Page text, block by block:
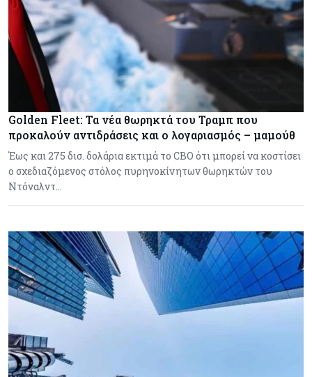
Golden Fleet: Τα νέα θωρηκτά του Τραμπ που
προκαλούν αντιδράσεις και ο λογαριασμός – μαμούθ
Έως και 275 δισ. δολάρια εκτιμά το CBO ότι μπορεί να κοστίσει
ο σχεδιαζόμενος στόλος πυρηνοκίνητων θωρηκτών του
Ντόναλντ…